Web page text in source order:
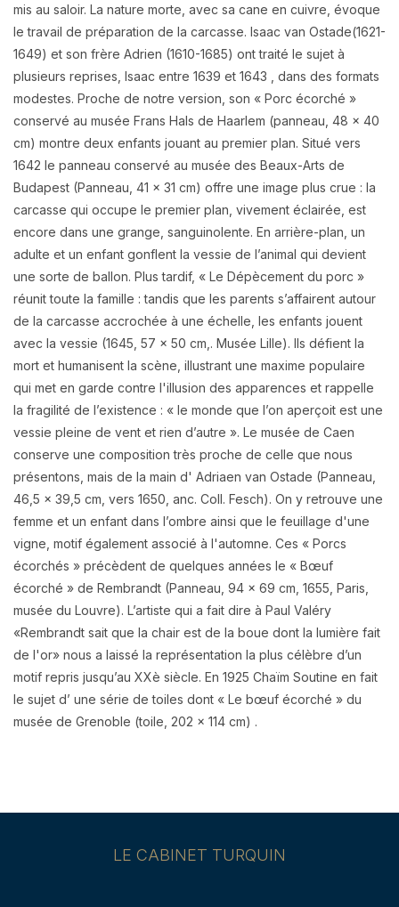
mis au saloir. La nature morte, avec sa cane en cuivre, évoque
le travail de préparation de la carcasse. Isaac van Ostade(1621-
1649) et son frère Adrien (1610-1685) ont traité le sujet à
plusieurs reprises, Isaac entre 1639 et 1643 , dans des formats
modestes. Proche de notre version, son « Porc écorché »
conservé au musée Frans Hals de Haarlem (panneau, 48 x 40
cm) montre deux enfants jouant au premier plan. Situé vers
1642 le panneau conservé au musée des Beaux-Arts de
Budapest (Panneau, 41 x 31 cm) offre une image plus crue : la
carcasse qui occupe le premier plan, vivement éclairée, est
encore dans une grange, sanguinolente. En arrière-plan, un
adulte et un enfant gonflent la vessie de l’animal qui devient
une sorte de ballon. Plus tardif, « Le Dépècement du porc »
réunit toute la famille : tandis que les parents s’affairent autour
de la carcasse accrochée à une échelle, les enfants jouent
avec la vessie (1645, 57 x 50 cm,. Musée Lille). Ils défient la
mort et humanisent la scène, illustrant une maxime populaire
qui met en garde contre l'illusion des apparences et rappelle
la fragilité de l’existence : « le monde que l’on aperçoit est une
vessie pleine de vent et rien d’autre ». Le musée de Caen
conserve une composition très proche de celle que nous
présentons, mais de la main d' Adriaen van Ostade (Panneau,
46,5 x 39,5 cm, vers 1650, anc. Coll. Fesch). On y retrouve une
femme et un enfant dans l’ombre ainsi que le feuillage d'une
vigne, motif également associé à l'automne. Ces « Porcs
écorchés » précèdent de quelques années le « Bœuf
écorché » de Rembrandt (Panneau, 94 x 69 cm, 1655, Paris,
musée du Louvre). L’artiste qui a fait dire à Paul Valéry
«Rembrandt sait que la chair est de la boue dont la lumière fait
de l'or» nous a laissé la représentation la plus célèbre d’un
motif repris jusqu’au XXè siècle. En 1925 Chaïm Soutine en fait
le sujet d’ une série de toiles dont « Le bœuf écorché » du
musée de Grenoble (toile, 202 x 114 cm) .
LE CABINET TURQUIN